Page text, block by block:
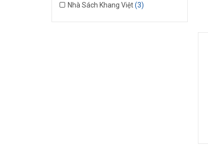
Nhà Sách Khang Việt(3)